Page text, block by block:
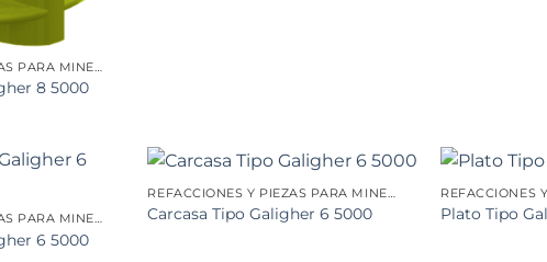
8 5000
REFACCIONES Y PIEZAS PARA MINERÍA
6 5000
Carcasa Tipo Galigher 6 5000 Plato Tipo